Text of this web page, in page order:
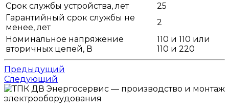
Срок службы устройства, лет
25
Гарантийный срок службы не
менее, лет
2
Номинальное напряжение
вторичных цепей, В
110 и 110 или
110 и 220
Предыдущий
Следующий